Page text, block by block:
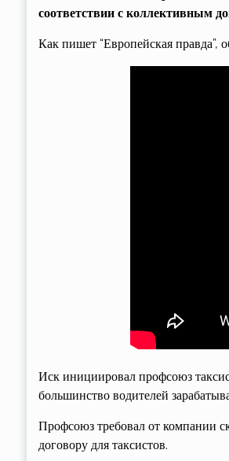
соответствии с коллективным
Как пишет “Европейская правда”,
Иск инициировал профсоюз
большинство водителей
Профсоюз требовал от компании
договору для таксистов.